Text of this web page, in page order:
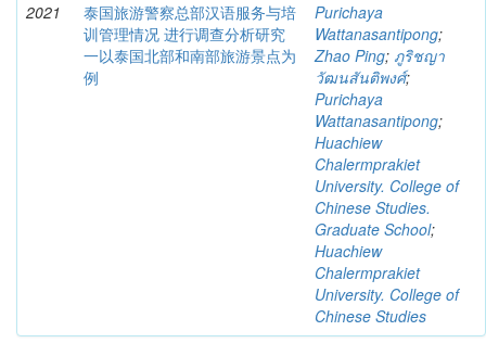
2021
泰国旅游警察总部汉语服务与培
训管理情况 进行调查分析研究
一以泰国北部和南部旅游景点为
例
Purichaya
Wattanasantipong;
Zhao Ping; ภูริชญา
วัฒนสันติพงศ์;
Purichaya
Wattanasantipong;
Huachiew
Chalermprakiet
University. College of
Chinese Studies.
Graduate School;
Huachiew
Chalermprakiet
University. College of
Chinese Studies